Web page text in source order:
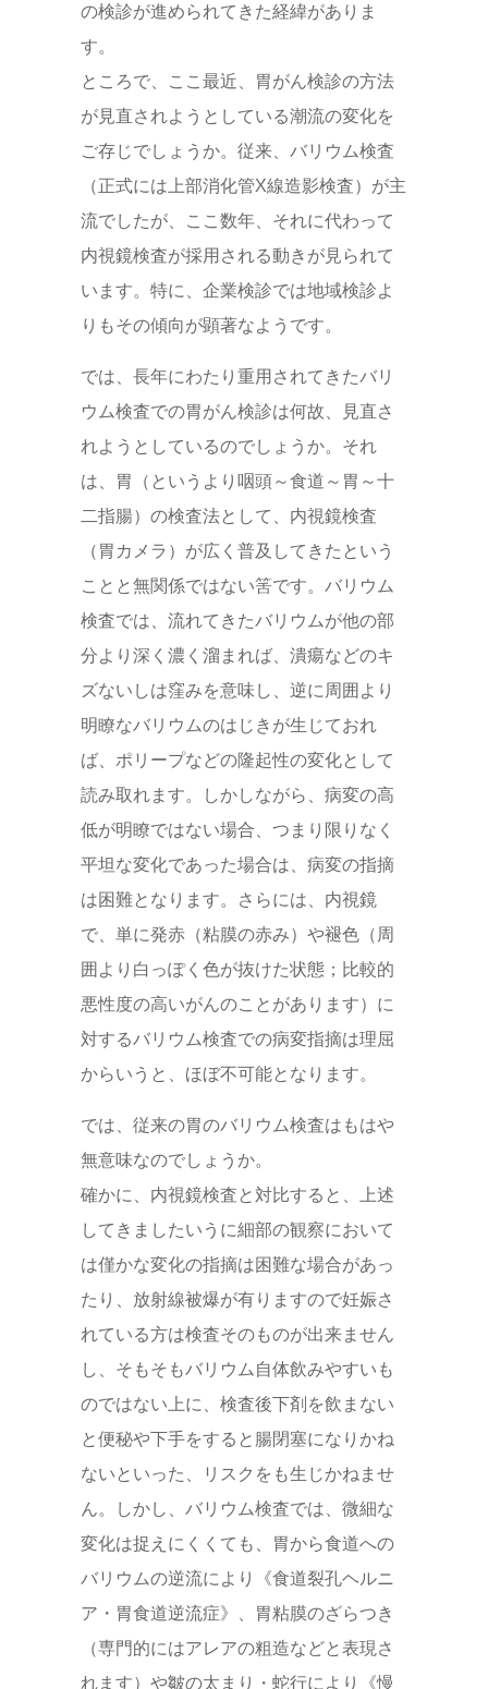
の検診が進められてきた経緯がありま
す。
ところで、ここ最近、胃がん検診の方法
が見直されようとしている潮流の変化を
ご存じでしょうか。従来、バリウム検査
（正式には上部消化管X線造影検査）が主
流でしたが、ここ数年、それに代わって
内視鏡検査が採用される動きが見られて
います。特に、企業検診では地域検診よ
りもその傾向が顕著なようです。
では、長年にわたり重用されてきたバリ
ウム検査での胃がん検診は何故、見直さ
れようとしているのでしょうか。それ
は、胃（というより咽頭～食道～胃～十
二指腸）の検査法として、内視鏡検査
（胃カメラ）が広く普及してきたという
ことと無関係ではない筈です。バリウム
検査では、流れてきたバリウムが他の部
分より深く濃く溜まれば、潰瘍などのキ
ズないしは窪みを意味し、逆に周囲より
明瞭なバリウムのはじきが生じておれ
ば、ポリープなどの隆起性の変化として
読み取れます。しかしながら、病変の高
低が明瞭ではない場合、つまり限りなく
平坦な変化であった場合は、病変の指摘
は困難となります。さらには、内視鏡
で、単に発赤（粘膜の赤み）や褪色（周
囲より白っぽく色が抜けた状態；比較的
悪性度の高いがんのことがあります）に
対するバリウム検査での病変指摘は理屈
からいうと、ほぼ不可能となります。
では、従来の胃のバリウム検査はもはや
無意味なのでしょうか。
確かに、内視鏡検査と対比すると、上述
してきましたいうに細部の観察において
は僅かな変化の指摘は困難な場合があっ
たり、放射線被爆が有りますので妊娠さ
れている方は検査そのものが出来ません
し、そもそもバリウム自体飲みやすいも
のではない上に、検査後下剤を飲まない
と便秘や下手をすると腸閉塞になりかね
ないといった、リスクをも生じかねませ
ん。しかし、バリウム検査では、微細な
変化は捉えにくくても、胃から食道への
バリウムの逆流により《食道裂孔ヘルニ
ア・胃食道逆流症》、胃粘膜のざらつき
（専門的にはアレアの粗造などと表現さ
れます）や皺の太まり・蛇行により《慢